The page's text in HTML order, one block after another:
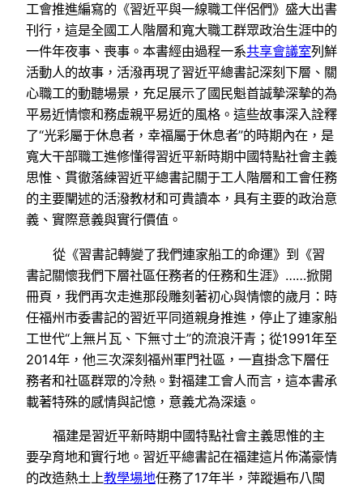
工會推進編寫的《習近平與一線職工伴侶們》盛大出書
刊行，這是全國工人階層和寬大職工群眾政治生涯中的
一件年夜事、喪事。本書經由過程一系共享會議室列鮮
活動人的故事，活潑再現了習近平總書記深刻下層、關
心職工的動聽場景，充足展示了國民魁首誠摯深摯的為
平易近情懷和務虛親平易近的風格。這些故事深入詮釋
了“光彩屬于休息者，幸福屬于休息者”的時期內在，是
寬大干部職工進修懂得習近平新時期中國特點社會主義
思惟、貫徹落練習近平總書記關于工人階層和工會任務
的主要闡述的活潑教材和可貴讀本，具有主要的政治意
義、實際意義與實行價值。
從《習書記轉變了我們連家船工的命運》到《習
書記關懷我們下層社區任務者的任務和生涯》……掀開
冊頁，我們再次走進那段雕刻著初心與情懷的歲月：時
任福州市委書記的習近平同道親身推進，停止了連家船
工世代“上無片瓦、下無寸土”的流浪汗青；從1991年至
2014年，他三次深刻福州軍門社區，一直掛念下層任
務者和社區群眾的冷熱。對福建工會人而言，這本書承
載著特殊的感情與記憶，意義尤為深遠。
福建是習近平新時期中國特點社會主義思惟的主
要孕育地和實行地。習近平總書記在福建這片佈滿豪情
的改造熱土上教學場地任務了17年半，萍蹤遍布八閩